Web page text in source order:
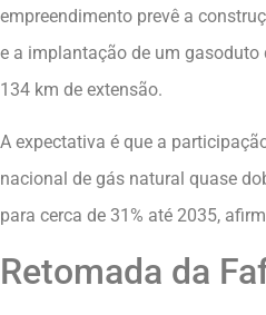
empreendimento prevê a
e a implantação de um gasoduto
134 km de extensão.
A expectativa é que a
nacional de gás natural quase
para cerca de 31% até 2035,
Retomada da